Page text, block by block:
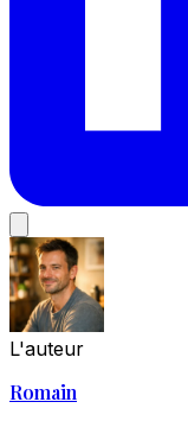
L'auteur
Romain